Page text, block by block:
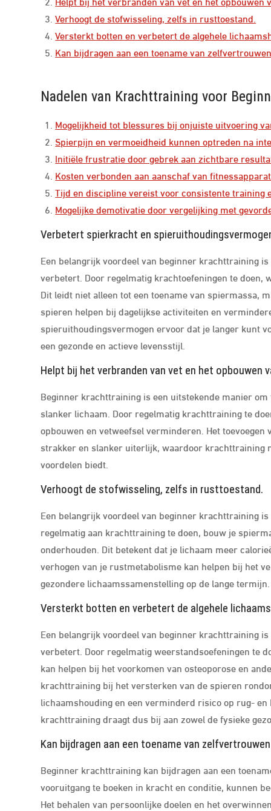
Verhoogt de stofwisseling, zelfs in rusttoestand.
Versterkt botten en verbetert de algehele
Kan bijdragen aan een toename van
Nadelen van Krachttraining voor
Mogelijkheid tot blessures bij onjuiste uitvoering
Spierpijn en vermoeidheid kunnen optreden na
Initiële frustratie door gebrek aan zichtbare
Kosten verbonden aan aanschaf van
Tijd en discipline vereist voor consistente training
Mogelijke demotivatie door vergelijking met
Verbetert spierkracht en
Een belangrijk voordeel van beginner krachttraining
verbetert. Door regelmatig krachtoefeningen te
Dit leidt niet alleen tot een toename van spiermassa,
spieren helpen bij dagelijkse activiteiten en
spieruithoudingsvermogen ervoor dat je langer kunt
een gezonde en actieve levensstijl.
Helpt bij het verbranden van vet en het opbouwen
Beginner krachttraining is een uitstekende manier
slanker lichaam. Door regelmatig krachttraining te
opbouwen en vetweefsel verminderen. Het
strakker en slanker uiterlijk, waardoor krachttraining
voordelen biedt.
Verhoogt de stofwisseling, zelfs in rusttoestand.
Een belangrijk voordeel van beginner krachttraining
regelmatig aan krachttraining te doen, bouw je
onderhouden. Dit betekent dat je lichaam meer
verhogen van je rustmetabolisme kan helpen bij het
gezondere lichaamssamenstelling op de lange termijn.
Versterkt botten en verbetert de algehele
Een belangrijk voordeel van beginner krachttraining
verbetert. Door regelmatig weerstandsoefeningen te
kan helpen bij het voorkomen van osteoporose en
krachttraining bij het versterken van de spieren
lichaamshouding en een verminderd risico op rug-
krachttraining draagt dus bij aan zowel de fysieke
Kan bijdragen aan een toename van
Beginner krachttraining kan bijdragen aan een
vooruitgang te boeken in kracht en conditie, kunnen
Het behalen van persoonlijke doelen en het